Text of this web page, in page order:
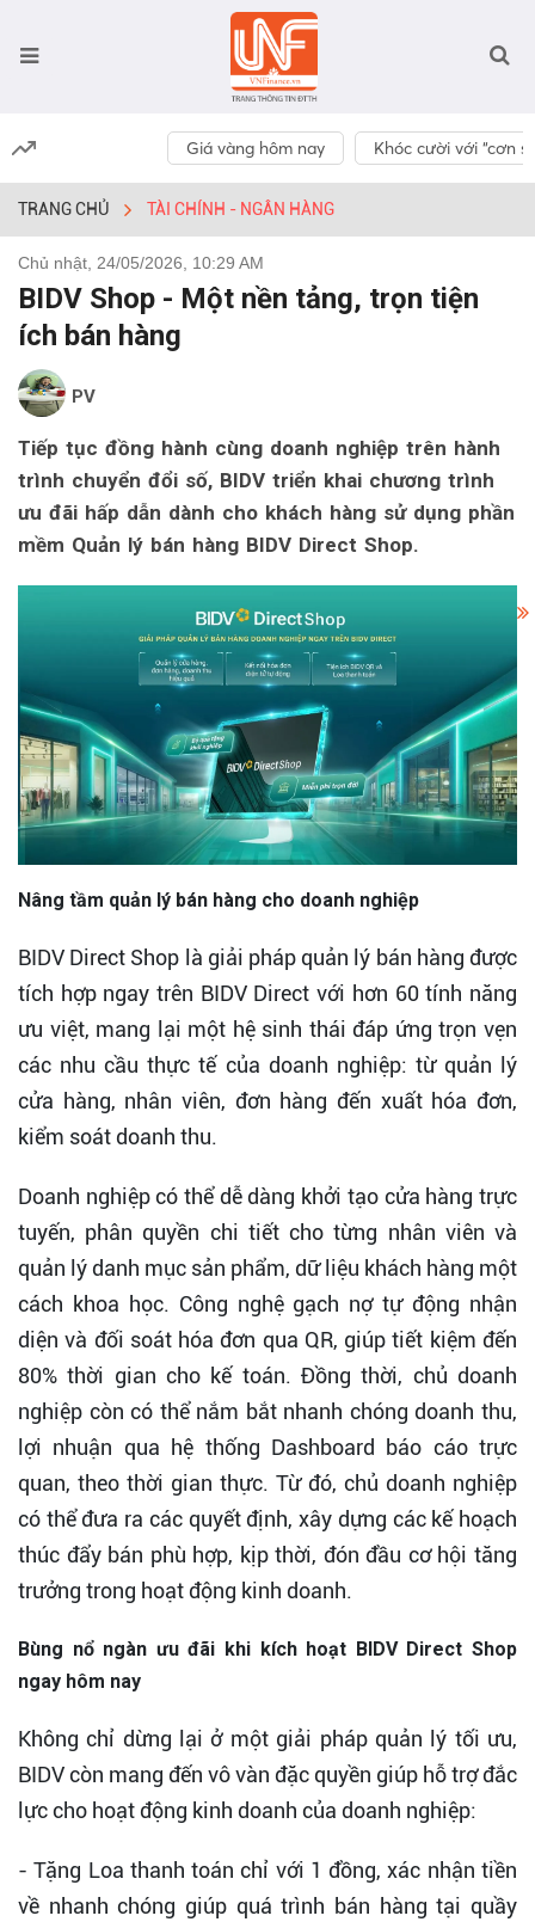
Giá vàng hôm nay Khóc cười với “cơn
TRANG CHỦ TÀI CHÍNH - NGÂN HÀNG
Chủ nhật, 24/05/2026, 10:29 AM
BIDV Shop - Một nền tảng, trọn tiện
ích bán hàng
PV
Tiếp tục đồng hành cùng doanh nghiệp trên hành
trình chuyển đổi số, BIDV triển khai chương trình
ưu đãi hấp dẫn dành cho khách hàng sử dụng phần
mềm Quản lý bán hàng BIDV Direct Shop.
Nâng tầm quản lý bán hàng cho doanh nghiệp
BIDV Direct Shop là giải pháp quản lý bán hàng được
tích hợp ngay trên BIDV Direct với hơn 60 tính năng
ưu việt, mang lại một hệ sinh thái đáp ứng trọn vẹn
các nhu cầu thực tế của doanh nghiệp: từ quản lý
cửa hàng, nhân viên, đơn hàng đến xuất hóa đơn,
kiểm soát doanh thu.
Doanh nghiệp có thể dễ dàng khởi tạo cửa hàng trực
tuyến, phân quyền chi tiết cho từng nhân viên và
quản lý danh mục sản phẩm, dữ liệu khách hàng một
cách khoa học. Công nghệ gạch nợ tự động nhận
diện và đối soát hóa đơn qua QR, giúp tiết kiệm đến
80% thời gian cho kế toán. Đồng thời, chủ doanh
nghiệp còn có thể nắm bắt nhanh chóng doanh thu,
lợi nhuận qua hệ thống Dashboard báo cáo trực
quan, theo thời gian thực. Từ đó, chủ doanh nghiệp
có thể đưa ra các quyết định, xây dựng các kế hoạch
thúc đẩy bán phù hợp, kịp thời, đón đầu cơ hội tăng
trưởng trong hoạt động kinh doanh.
Bùng nổ ngàn ưu đãi khi kích hoạt BIDV Direct Shop
ngay hôm nay
Không chỉ dừng lại ở một giải pháp quản lý tối ưu,
BIDV còn mang đến vô vàn đặc quyền giúp hỗ trợ đắc
lực cho hoạt động kinh doanh của doanh nghiệp:
- Tặng Loa thanh toán chỉ với 1 đồng, xác nhận tiền
về nhanh chóng giúp quá trình bán hàng tại quầy